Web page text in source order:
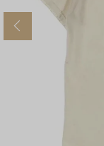
ブランドから探す